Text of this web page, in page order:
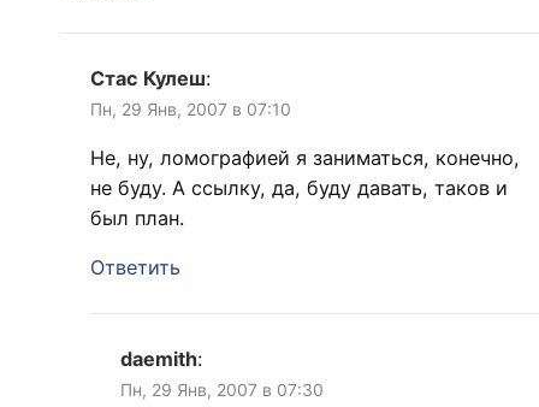
Стас Кулеш:
Пн, 29 Янв, 2007 в 07:10
Не, ну, ломографией я заниматься, конечно,
не буду. А ссылку, да, буду давать, таков и
был план.
Ответить
daemith:
Пн, 29 Янв, 2007 в 07:30